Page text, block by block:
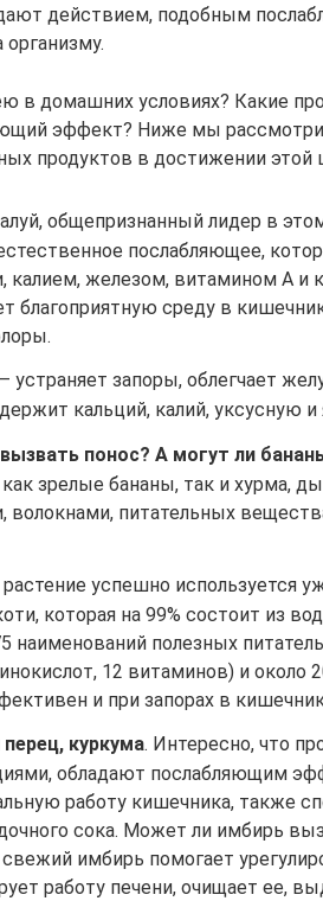
действием, подобным
организму.
в домашних условиях? Какие
эффект? Ниже мы
продуктов в достижении этой
общепризнанный лидер в
послабляющее,
калием, железом, витамином А и
благоприятную среду в
устраняет запоры, облегчает
кальций, калий, уксусную и
понос? А могут ли
зрелые бананы, так и хурма,
волокнами, питательных
растение успешно используется
которая на 99% состоит из
наименований полезных
12 витаминов) и около
и при запорах в
куркума. Интересно, что
обладают послабляющим
работу кишечника, также
сока. Может ли имбирь
имбирь помогает
работу печени, очищает ее,